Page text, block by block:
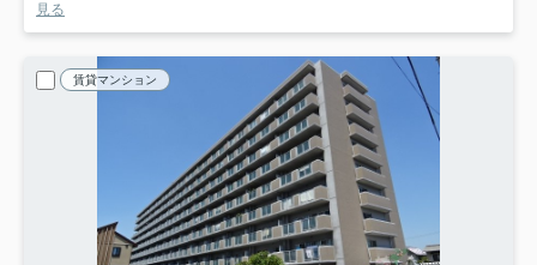
見る
賃貸マンション